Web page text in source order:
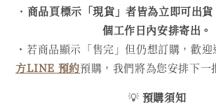
・ 商品頁標示「現貨」者皆為立即可出
個工作日內安排寄出。
・若商品顯示「售完」但仍想訂購，歡
方LINE 預約預購，我們將為您安排下一
💡 預購須知